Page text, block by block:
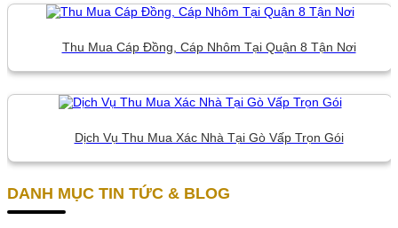
Thu Mua Cáp Đồng, Cáp Nhôm Tại Quận 8 Tận Nơi
Dịch Vụ Thu Mua Xác Nhà Tại Gò Vấp Trọn Gói
DANH MỤC TIN TỨC & BLOG